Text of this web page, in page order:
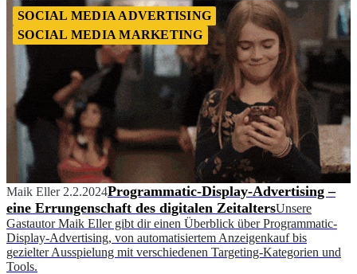
SOCIAL MEDIA ADVERTISING
SOCIAL MEDIA MARKETING
Maik Eller 2.2.2024Programmatic-Display-Advertising –
eine Errungenschaft des digitalen ZeitaltersUnsere
Gastautor Maik Eller gibt dir einen Überblick über Programmatic-
Display-Advertising, von automatisiertem Anzeigenkauf bis
gezielter Ausspielung mit verschiedenen Targeting-Kategorien und
Tools.